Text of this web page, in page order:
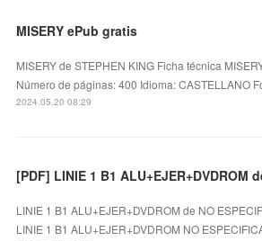
MISERY ePub gratis
MISERY de STEPHEN KING Ficha técnica
Número de páginas: 400 Idioma: CASTELLANO
2024.05.20 08:29
[PDF] LINIE 1 B1 ALU+EJER+DVDROM
LINIE 1 B1 ALU+EJER+DVDROM de NO
LINIE 1 B1 ALU+EJER+DVDROM NO